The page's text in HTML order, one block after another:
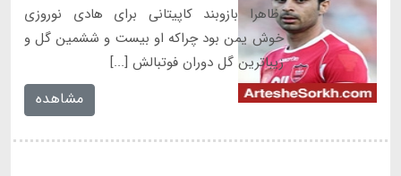
ظاهرا بازوبند کاپیتانی برای هادی نوروزی
خوش یمن بود چراکه او بیست و ششمین گل و
زیباترین گل دوران فوتبالش [...]
مشاهده